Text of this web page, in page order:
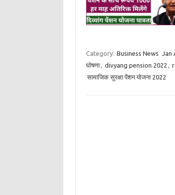
Category: Business News Jan
घोषणा, divyang pension 2022 ,
सामाजिक सुरक्षा पेंशन योजना 2022